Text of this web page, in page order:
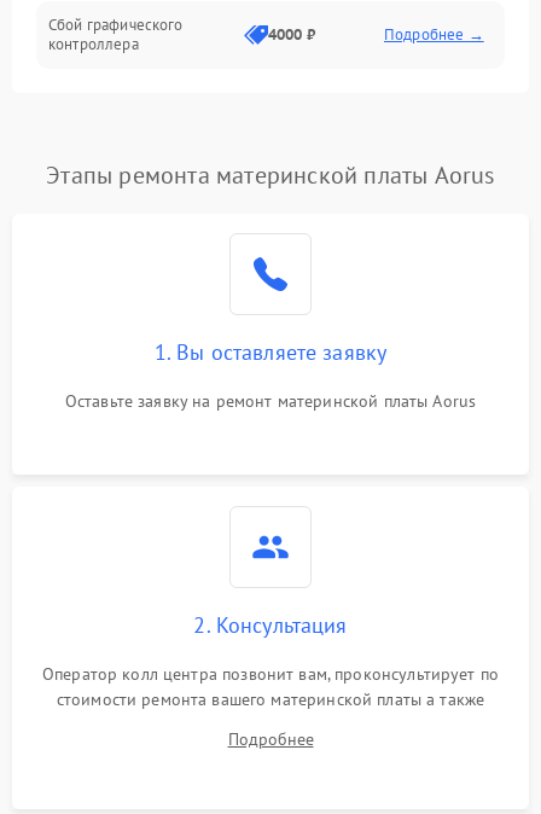
Сбой графического
контроллера
4000 ₽ Подробнее →
Этапы ремонта материнской платы Aorus
1. Вы оставляете заявку
Оставьте заявку на ремонт материнской платы Aorus
2. Консультация
Оператор колл центра позвонит вам, проконсультирует по
стоимости ремонта вашего материнской платы а также
Подробнее